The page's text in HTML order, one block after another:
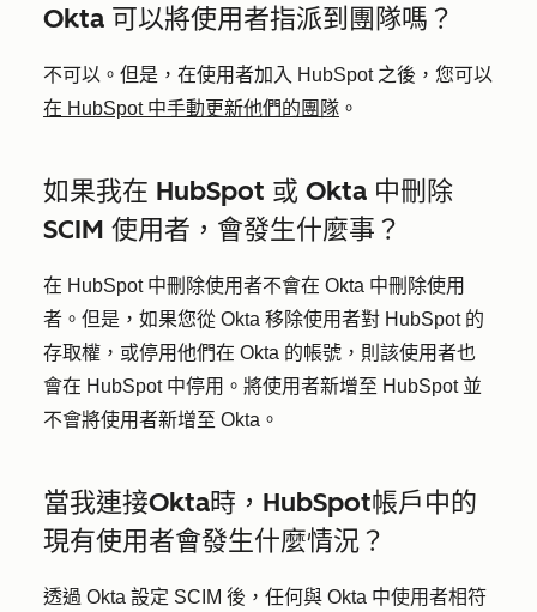
Okta 可以將使用者指派到團隊嗎？
不可以。但是，在使用者加入 HubSpot 之後，您可以
在 HubSpot 中手動更新他們的團隊 。
如果我在 HubSpot 或 Okta 中刪除
SCIM 使用者，會發生什麼事？
在 HubSpot 中刪除使用者不會在 Okta 中刪除使用
者。但是，如果您從 Okta 移除使用者對 HubSpot 的
存取權，或停用他們在 Okta 的帳號，則該使用者也
會在 HubSpot 中停用。將使用者新增至 HubSpot 並
不會將使用者新增至 Okta。
當我連接Okta時，HubSpot帳戶中的
現有使用者會發生什麼情況？
透過 Okta 設定 SCIM 後，任何與 Okta 中使用者相符